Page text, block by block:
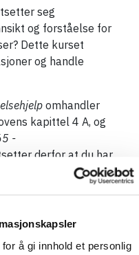
å gi innhold et personlig
seg
og forståelse for
Dette kurset
og handle
omhandler
kapittel 4 A, og
-
derfor at du har
i lovens